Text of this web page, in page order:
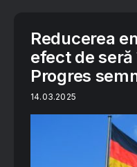
Reducerea
efect de
Progres
14.03.2025